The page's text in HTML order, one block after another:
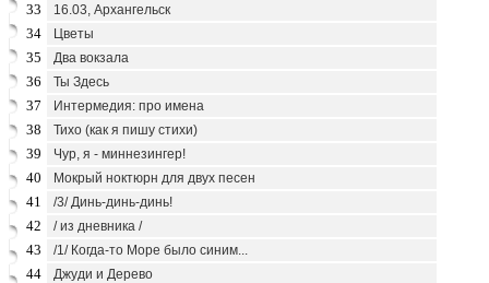
33 16.03, Архангельск
34 Цветы
35 Два вокзала
36 Ты Здесь
37 Интермедия: про имена
38 Тихо (как я пишу стихи)
39 Чур, я - миннезингер!
40 Мокрый ноктюрн для двух песен
41 /3/ Динь-динь-динь!
42 / из дневника /
43 /1/ Когда-то Море было синим...
44 Джуди и Дерево